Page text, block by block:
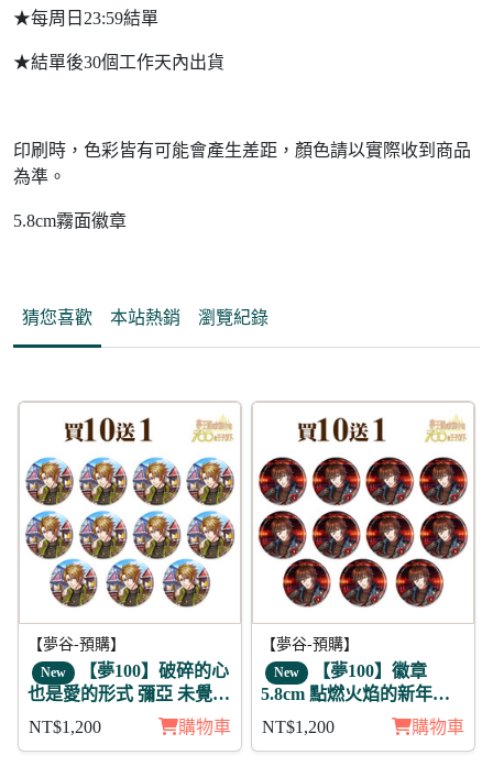
★每周日23:59結單
★結單後30個工作天內出貨
印刷時，色彩皆有可能會產生差距，顏色請以實際收到商品
為準。
5.8cm霧面徽章
猜您喜歡 本站熱銷 瀏覽紀錄
【夢谷-預購】
New 【夢100】破碎的心
也是愛的形式 彌亞 未覺
徽章11入組
NT$1,200 購物車
【夢谷-預購】
New 【夢100】徽章
5.8cm 點燃火焰的新年參
拜 利卡 11入
NT$1,200 購物車